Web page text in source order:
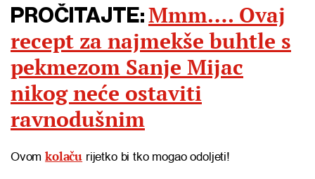
PROČITAJTE: Mmm…. Ovaj
recept za najmekše buhtle s
pekmezom Sanje Mijac
nikog neće ostaviti
ravnodušnim
Ovomkolaču rijetko bi tko mogao odoljeti!